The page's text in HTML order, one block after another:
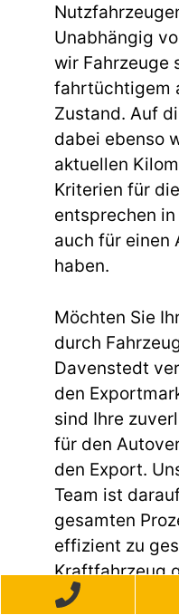
Unabhängig
wir Fahrzeuge
fahrtüchtigem
Zustand. Auf
dabei ebenso
aktuellen
Kriterien für
entsprechen
auch für einen
haben.
Möchten Sie
durch
Davenstedt
den
sind Ihre
für den
den Export.
Team ist
gesamten
effizient zu
Kraftfahrzeug
Unfallschaden